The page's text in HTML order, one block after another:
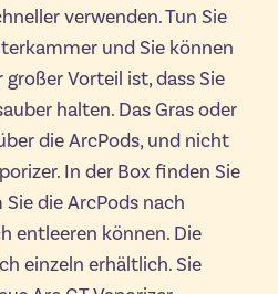
verwenden. Tun Sie
und Sie können
Vorteil ist, dass Sie
halten. Das Gras oder
die ArcPods, und nicht
In der Box finden Sie
die ArcPods nach
entleeren können. Die
einzeln erhältlich. Sie